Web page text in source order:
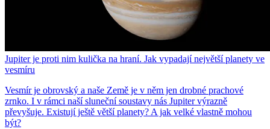
Jupiter je proti nim kulička na hraní. Jak vypadají největší planety ve
vesmíru
Vesmír je obrovský a naše Země je v něm jen drobné prachové
zrnko. I v rámci naší sluneční soustavy nás Jupiter výrazně
převyšuje. Existují ještě větší planety? A jak velké vlastně mohou
být?